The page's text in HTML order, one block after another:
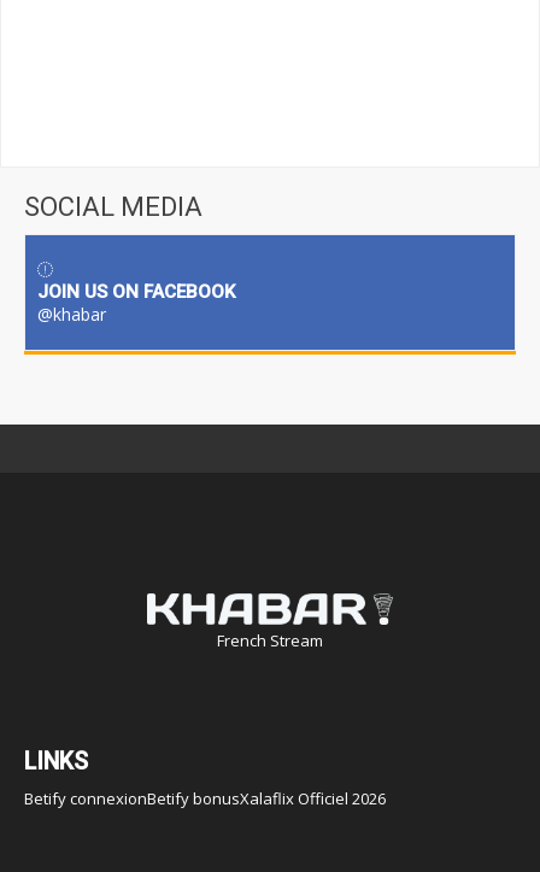
SOCIAL MEDIA
JOIN US ON FACEBOOK
@khabar
French Stream
LINKS
Betify connexionBetify bonusXalaflix Officiel 2026